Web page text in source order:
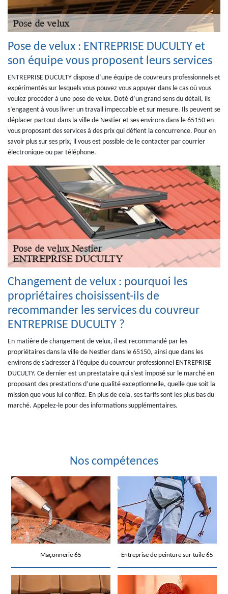
Pose de velux : ENTREPRISE DUCULTY et
son équipe vous proposent leurs services
ENTREPRISE DUCULTY dispose d’une équipe de couvreurs professionnels et
expérimentés sur lesquels vous pouvez vous appuyer dans le cas où vous
voulez procéder à une pose de velux. Doté d’un grand sens du détail, ils
s’engagent à vous livrer un travail impeccable et sur mesure. Ils peuvent se
déplacer partout dans la ville de Nestier et ses environs dans le 65150 en
vous proposant des services à des prix qui défient la concurrence. Pour en
savoir plus sur ses prix, il vous est possible de le contacter par courrier
électronique ou par téléphone.
Changement de velux : pourquoi les
propriétaires choisissent-ils de
recommander les services du couvreur
ENTREPRISE DUCULTY ?
En matière de changement de velux, il est recommandé par les
propriétaires dans la ville de Nestier dans le 65150, ainsi que dans les
environs de s’adresser à l’équipe du couvreur professionnel ENTREPRISE
DUCULTY. Ce dernier est un prestataire qui s’est imposé sur le marché en
proposant des prestations d’une qualité exceptionnelle, quelle que soit la
mission que vous lui confiez. En plus de cela, ses tarifs sont les plus bas du
marché. Appelez-le pour des informations supplémentaires.
Nos compétences
Maçonnerie 65 Entreprise de peinture sur tuile 65